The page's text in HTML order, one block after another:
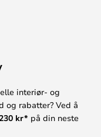
interiør- og
og rabatter? Ved å
kr* på din neste